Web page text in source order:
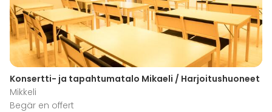
Konsertti- ja tapahtumatalo Mikaeli / Harjoitushuoneet
Mikkeli
Begär en offert